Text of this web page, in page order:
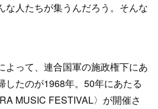
な人たちが集うんだろう。そんな
って、連合国軍の施政権下にあ
したのが1968年。50年にあたる
MUSIC FESTIVAL〉が開催さ